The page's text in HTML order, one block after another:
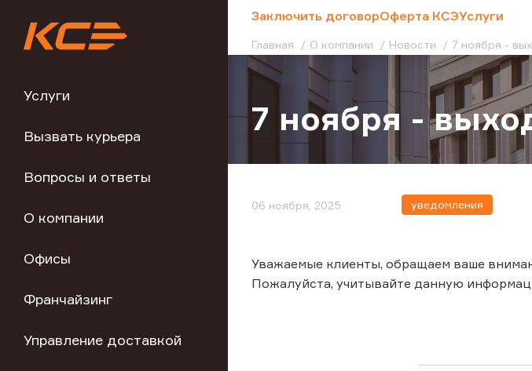
Услуги
Вызвать курьера
Вопросы и ответы
О компании
Офисы
Франчайзинг
Управление доставкой
Заключить договорОферта КСЭУслуги
Главная О компании Новости 7 ноября -
7 ноября -
06 ноября, 2025 уведомления
Уважаемые клиенты, обращаем ваше
Пожалуйста, учитывайте данную